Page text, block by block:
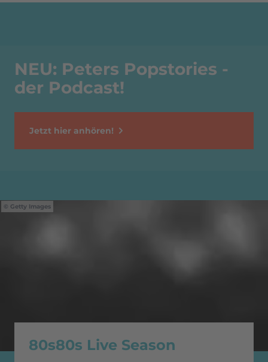
NEU: Peters Popstories -
der Podcast!
Jetzt hier anhören!
Getty Images
80s80s Live Season